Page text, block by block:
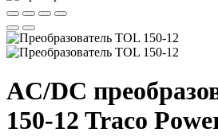
AC/DC
150-12 Traco